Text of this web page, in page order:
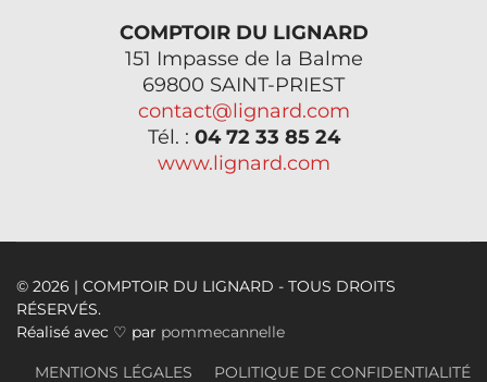
COMPTOIR DU LIGNARD
151 Impasse de la Balme
69800 SAINT-PRIEST
contact@lignard.com
Tél. : 04 72 33 85 24
www.lignard.com
© 2026 | COMPTOIR DU LIGNARD - TOUS DROITS
RÉSERVÉS.
Réalisé avec ♡ par pommecannelle
MENTIONS LÉGALES POLITIQUE DE CONFIDENTIALITÉ